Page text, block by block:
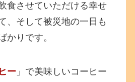
食させていただける幸せ
、そして被災地の一日も
かりです。
ー 」で美味しいコーヒー